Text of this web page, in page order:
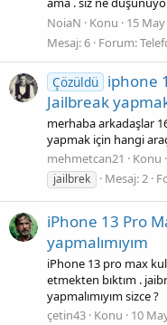
NoiaN
Konu 15
Mesaj: 6 Forum:
Çözüldü iphone
Jailbreak
merhaba arkadaşlar
yapmak için hangi
mehmetcan21
Konu
jailbrek
Mesaj: 2
iPhone 13 Pro
yapmalımıyım
iPhone 13 pro max
etmekten bıktım .
yapmalımıyım sizce ?
çetin43 Konu 10